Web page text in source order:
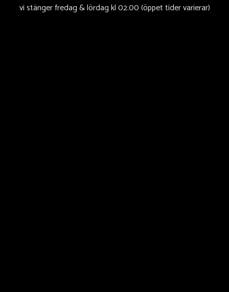
vi stänger fredag & lördag kl 02.00 (öppet tider varierar)